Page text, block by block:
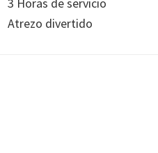
Atrezo divertido